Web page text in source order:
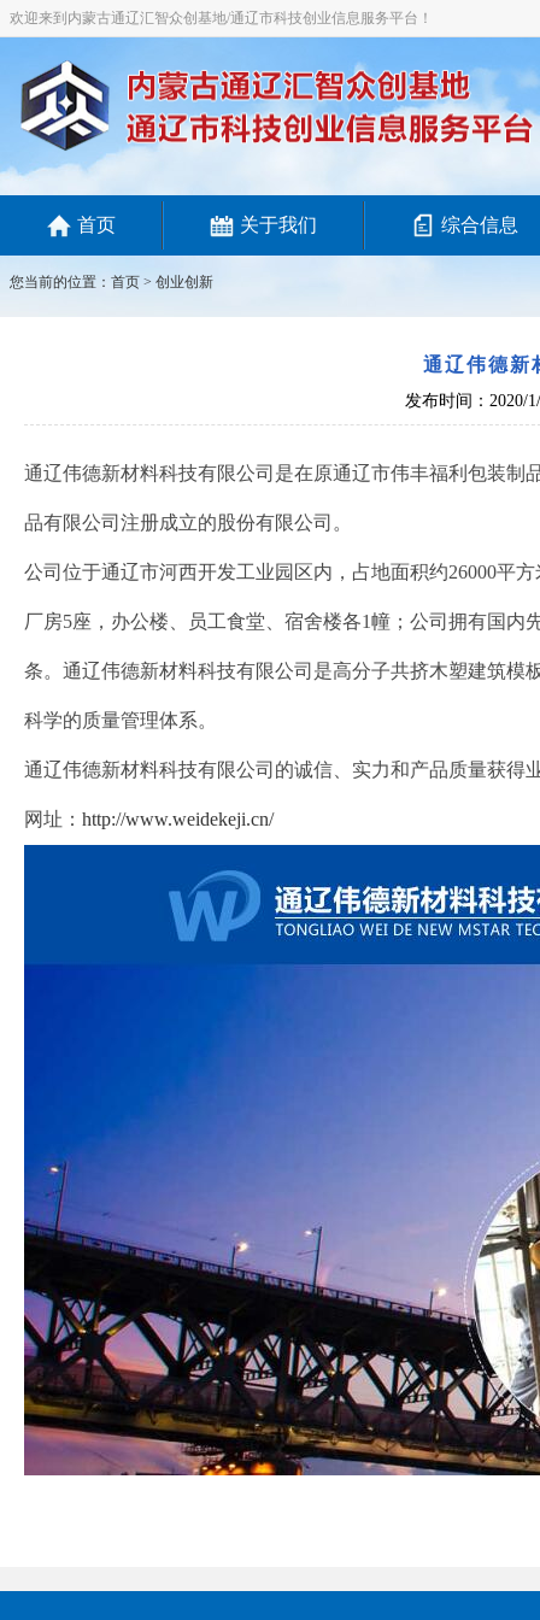
欢迎来到内蒙古通辽汇智众创基地/通辽市科技创业信息服务平台！
首页 关于我们 综合信息
您当前的位置： 首页 > 创业创新
通辽伟德新
发布时间：
通辽伟德新材料科技有限公司是在原通辽市伟丰福利包装
品有限公司注册成立的股份有限公司。
公司位于通辽市河西开发工业园区内，占地面积约26000平
厂房5座，办公楼、员工食堂、宿舍楼各1幢；公司拥有国
条。通辽伟德新材料科技有限公司是高分子共挤木塑建筑
科学的质量管理体系。
通辽伟德新材料科技有限公司的诚信、实力和产品质量获
网址： http://www.weidekeji.cn/